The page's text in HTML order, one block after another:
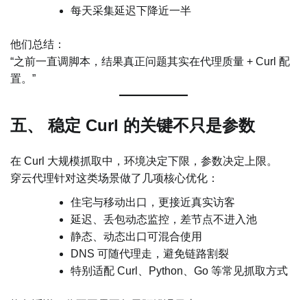
每天采集延迟下降近一半
他们总结：
“之前一直调脚本，结果真正问题其实在代理质量 + Curl 配
置。”
五、 稳定 Curl 的关键不只是参数
在 Curl 大规模抓取中，环境决定下限，参数决定上限。
穿云代理针对这类场景做了几项核心优化：
住宅与移动出口，更接近真实访客
延迟、丢包动态监控，差节点不进入池
静态、动态出口可混合使用
DNS 可随代理走，避免链路割裂
特别适配 Curl、Python、Go 等常见抓取方式